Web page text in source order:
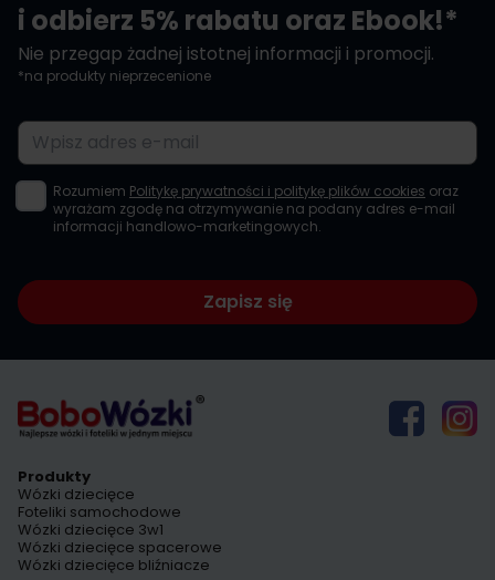
i odbierz 5% rabatu oraz Ebook!*
Nie przegap żadnej istotnej informacji i promocji.
*na produkty nieprzecenione
Adres e-mail
Rozumiem Politykę prywatności i politykę plików cookies oraz
wyrażam zgodę na otrzymywanie na podany adres e-mail
informacji handlowo-marketingowych.
Zapisz się
Produkty
Wózki dziecięce
Foteliki samochodowe
Wózki dziecięce 3w1
Wózki dziecięce spacerowe
Wózki dziecięce bliźniacze